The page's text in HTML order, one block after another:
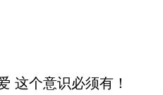
这个意识必须有！